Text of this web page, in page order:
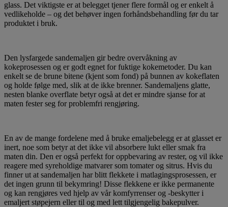
glass. Det viktigste er at belegget tjener flere formål og er enkelt å
vedlikeholde – og det behøver ingen forhåndsbehandling før du tar
produktet i bruk.
Den lysfargede sandemaljen gir bedre overvåkning av
kokeprosessen og er godt egnet for fuktige kokemetoder. Du kan
enkelt se de brune bitene (kjent som fond) på bunnen av kokeflaten
og holde følge med, slik at de ikke brenner. Sandemaljens glatte,
nesten blanke overflate betyr også at det er mindre sjanse for at
maten fester seg for problemfri rengjøring.
En av de mange fordelene med å bruke emaljebelegg er at glasset er
inert, noe som betyr at det ikke vil absorbere lukt eller smak fra
maten din. Den er også perfekt for oppbevaring av rester, og vil ikke
reagere med syreholdige matvarer som tomater og sitrus. Hvis du
finner ut at sandemaljen har blitt flekkete i matlagingsprosessen, er
det ingen grunn til bekymring! Disse flekkene er ikke permanente
og kan rengjøres ved hjelp av vår komfyrrenser og -beskytter i
emaljert støpejern eller til og med lett tilgjengelig bakepulver.